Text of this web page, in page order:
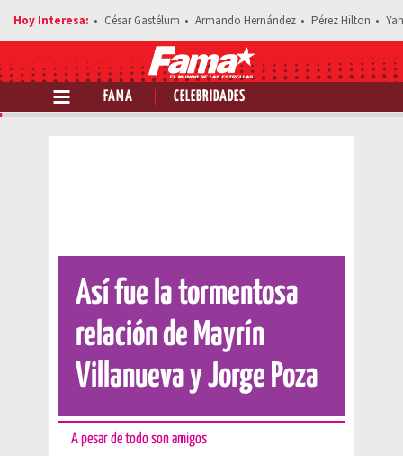
César Gastélum Armando Hernández Pérez Hilton
FAMA CELEBRIDADES
Comparte esta noticia
Así fue la tormentosa
relación de Mayrín
Villanueva y Jorge Poza
A pesar de todo son amigos